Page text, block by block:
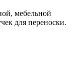
мебельной
для переноски.